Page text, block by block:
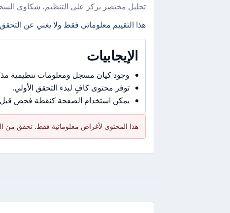
تحليل مختصر يركز على التنظيم، شكاوى
هذا التقييم معلوماتي فقط ولا يغني عن
الإيجابيات
وجود كيان مسجل ومعلومات تنظيمية
توفر محتوى كافٍ لبدء التحقق الأولي.
يمكن استخدام الصفحة كنقطة فحص قبل
هذا المحتوى لأغراض معلوماتية فقط. تحقق من